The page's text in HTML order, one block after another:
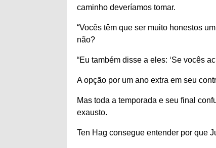
caminho deveríamos tomar.
“Vocês têm que ser muito honestos
não?
“Eu também disse a eles: ‘Se vocês
A opção por um ano extra em seu
Mas toda a temporada e seu final
exausto.
Ten Hag consegue entender por que